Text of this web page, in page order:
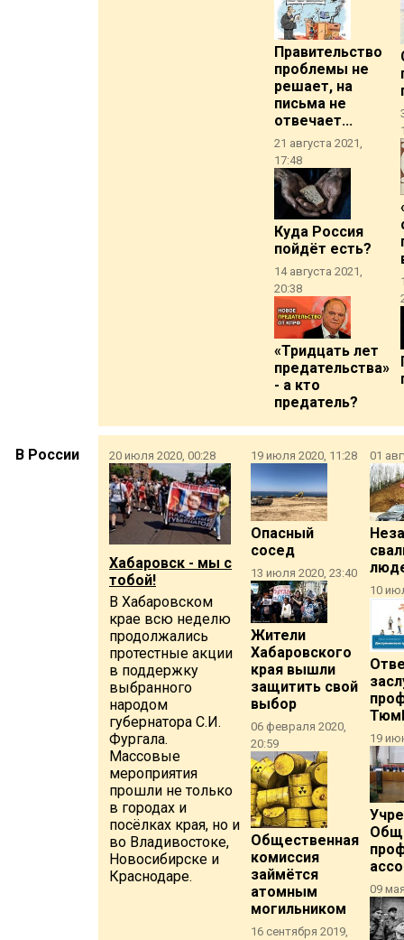
Правительство
проблемы не
решает, на
письма не
отвечает...
21 августа 2021,
17:48
Куда Россия
пойдёт есть?
14 августа 2021,
20:38
«Тридцать лет
предательства»
- а кто
предатель?
В России 20 июля 2020, 00:28
Хабаровск - мы с
тобой!
В Хабаровском
крае всю неделю
продолжались
протестные акции
в поддержку
выбранного
народом
губернатора С.И.
Фургала.
Массовые
мероприятия
прошли не только
в городах и
посёлках края, но и
во Владивостоке,
Новосибирске и
Краснодаре.
19 июля 2020, 11:28
Опасный
сосед
13 июля 2020, 23:40
Жители
Хабаровского
края вышли
защитить свой
выбор
06 февраля 2020,
20:59
Общественная
комиссия
займётся
атомным
могильником
16 сентября 2019,
01
10
19
09